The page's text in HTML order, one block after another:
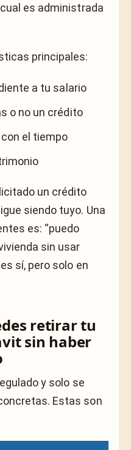
es administrada
principales:
a tu salario
o no un crédito
el tiempo
un crédito
siendo tuyo. Una
es: “puedo
sin usar
sí, pero solo en
retirar tu
sin haber
y solo se
Estas son